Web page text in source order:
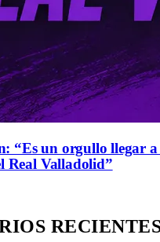
“Es un orgullo llegar
Real Valladolid”